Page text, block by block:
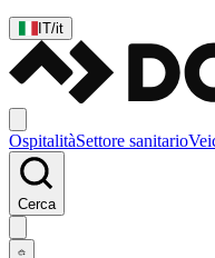
IT/it
OspitalitàSettore sanitario
Cerca